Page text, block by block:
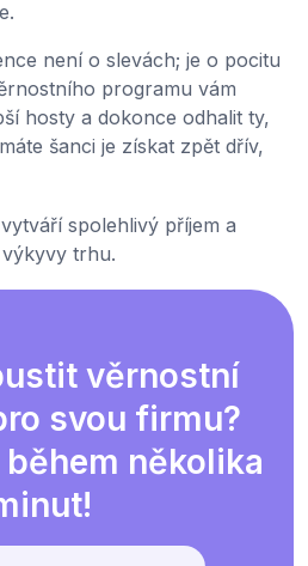
není o slevách; je o pocitu
programu vám
hosty a dokonce odhalit ty,
šanci je získat zpět dřív,
spolehlivý příjem a
trhu.
věrnostní
svou firmu?
několika